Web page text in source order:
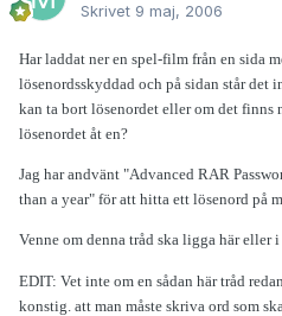
Skrivet 9 maj, 2006
Har laddat ner en spel-film från en sida
lösenordsskyddad och på sidan står det
kan ta bort lösenordet eller om det finns
lösenordet åt en?
Jag har andvänt "Advanced RAR
than a year" för att hitta ett lösenord på
Venne om denna tråd ska ligga här eller
EDIT: Vet inte om en sådan här tråd
konstig. att man måste skriva ord som